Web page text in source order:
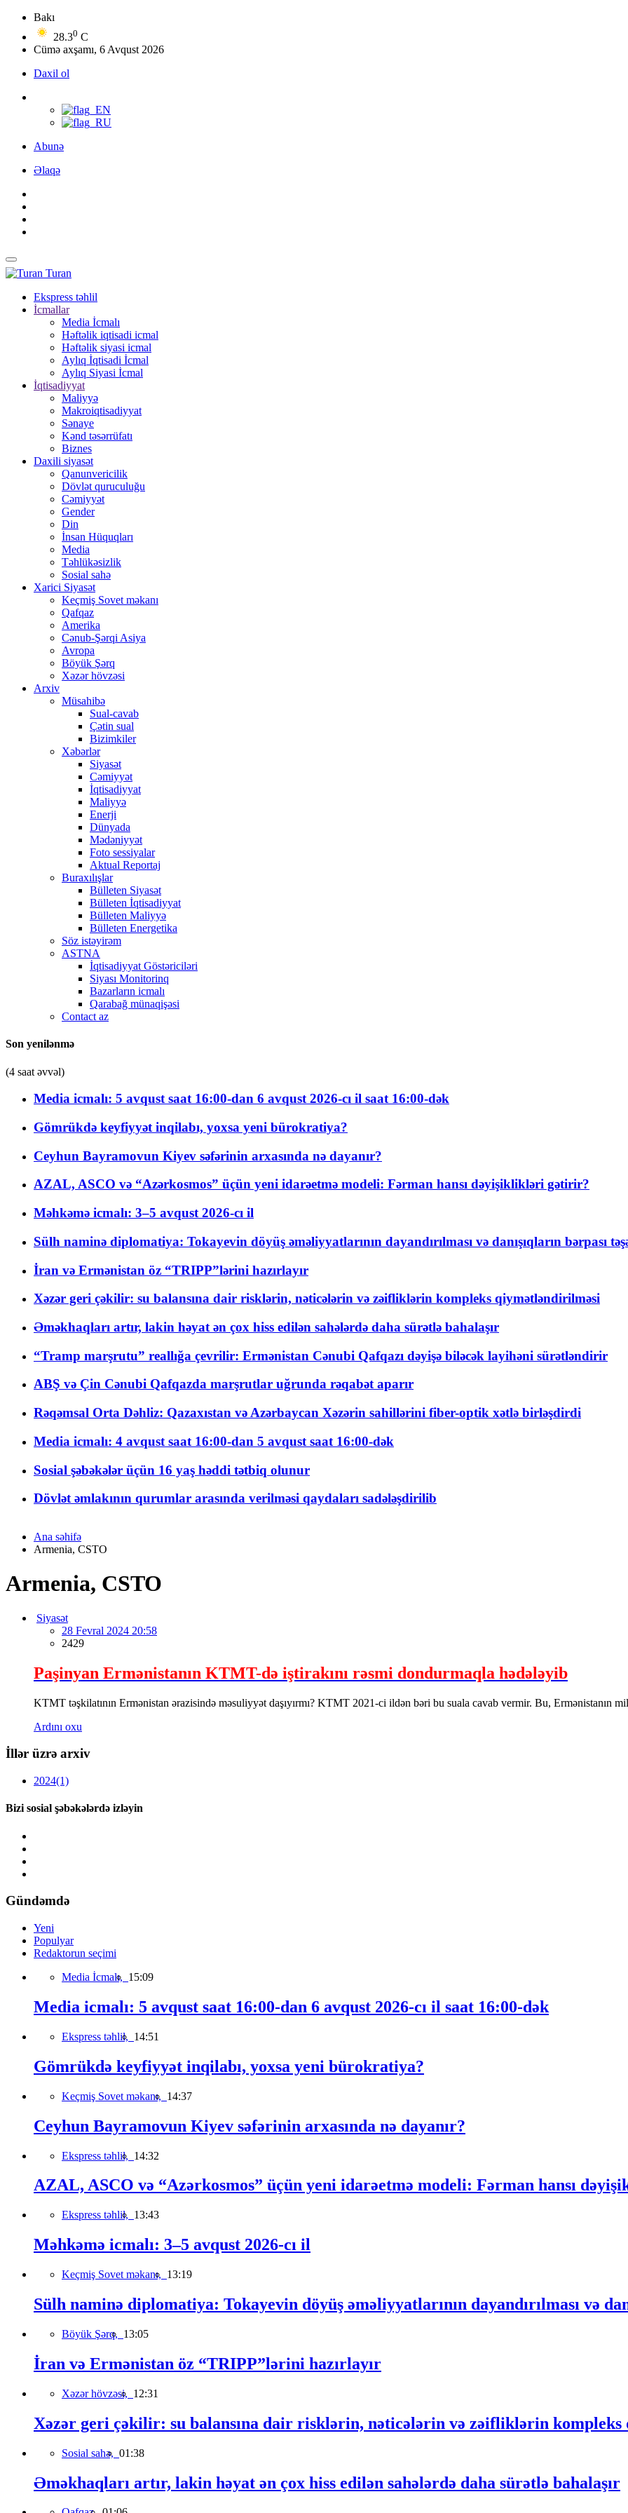
Bakı
28.30 C
Cümə axşamı, 6 Avqust 2026
Daxil ol
Abunə
Əlaqə
Turan
Ekspress təhlil
İcmallar
Media İcmalı
Həftəlik iqtisadi icmal
Həftəlik siyasi icmal
Aylıq İqtisadi İcmal
Aylıq Siyasi İcmal
İqtisadiyyat
Maliyyə
Makroiqtisadiyyat
Sənaye
Kənd təsərrüfatı
Biznes
Daxili siyasət
Qanunvericilik
Dövlət quruculuğu
Cəmiyyət
Gender
Din
İnsan Hüquqları
Media
Təhlükəsizlik
Sosial sahə
Xarici Siyasət
Keçmiş Sovet məkanı
Qafqaz
Amerika
Cənub-Şərqi Asiya
Avropa
Böyük Şərq
Xəzər hövzəsi
Arxiv
Müsahibə
Sual-cavab
Çətin sual
Bizimkiler
Xəbərlər
Siyasət
Cəmiyyət
İqtisadiyyat
Maliyyə
Enerji
Dünyada
Mədəniyyət
Foto sessiyalar
Aktual Reportaj
Buraxılışlar
Bülleten Siyasət
Bülleten İqtisadiyyat
Bülleten Maliyyə
Bülleten Energetika
Söz istəyirəm
ASTNA
İqtisadiyyat Göstəriciləri
Siyası Monitorinq
Bazarların icmalı
Qarabağ münaqişəsi
Contact az
Son yenilənmə
(4 saat əvvəl)
Media icmalı: 5 avqust saat 16:00-dan 6 avqust 2026-cı il saat 16:00-dək
Gömrükdə keyfiyyət inqilabı, yoxsa yeni bürokratiya?
Ceyhun Bayramovun Kiyev səfərinin arxasında nə dayanır?
AZAL, ASCO və “Azərkosmos” üçün yeni idarəetmə modeli: Fərman hansı dəyişiklikləri gətirir?
Məhkəmə icmalı: 3–5 avqust 2026-cı il
Sülh naminə diplomatiya: Tokayevin döyüş əməliyyatlarının dayandırılması və danışıqların bərpası
İran və Ermənistan öz “TRIPP”lərini hazırlayır
Xəzər geri çəkilir: su balansına dair risklərin, nəticələrin və zəifliklərin kompleks qiymətləndirilməsi
Əməkhaqları artır, lakin həyat ən çox hiss edilən sahələrdə daha sürətlə bahalaşır
“Tramp marşrutu” reallığa çevrilir: Ermənistan Cənubi Qafqazı dəyişə biləcək layihəni sürətləndirir
ABŞ və Çin Cənubi Qafqazda marşrutlar uğrunda rəqabət aparır
Rəqəmsal Orta Dəhliz: Qazaxıstan və Azərbaycan Xəzərin sahillərini fiber-optik xətlə birləşdirdi
Media icmalı: 4 avqust saat 16:00-dan 5 avqust saat 16:00-dək
Sosial şəbəkələr üçün 16 yaş həddi tətbiq olunur
Dövlət əmlakının qurumlar arasında verilməsi qaydaları sadələşdirilib
Ana səhifə
Armenia, CSTO
Armenia, CSTO
Siyasət
28 Fevral 2024 20:58
2429
Paşinyan Ermənistanın KTMT-də iştirakını rəsmi dondurmaqla hədələyib
KTMT təşkilatının Ermənistan ərazisində məsuliyyət daşıyırmı? KTMT 2021-ci ildən bəri bu suala cavab vermir. Bu, Ermənistanın
Ardını oxu
İllər üzrə arxiv
2024(1)
Bizi sosial şəbəkələrdə izləyin
Gündəmdə
Yeni
Populyar
Redaktorun seçimi
Media İcmalı, 15:09
Media icmalı: 5 avqust saat 16:00-dan 6 avqust 2026-cı il saat 16:00-dək
Ekspress təhlil, 14:51
Gömrükdə keyfiyyət inqilabı, yoxsa yeni bürokratiya?
Keçmiş Sovet məkanı, 14:37
Ceyhun Bayramovun Kiyev səfərinin arxasında nə dayanır?
Ekspress təhlil, 14:32
AZAL, ASCO və “Azərkosmos” üçün yeni idarəetmə modeli: Fərman hansı
Ekspress təhlil, 13:43
Məhkəmə icmalı: 3–5 avqust 2026-cı il
Keçmiş Sovet məkanı, 13:19
Sülh naminə diplomatiya: Tokayevin döyüş əməliyyatlarının dayandırılması və
Böyük Şərq, 13:05
İran və Ermənistan öz “TRIPP”lərini hazırlayır
Xəzər hövzəsi, 12:31
Xəzər geri çəkilir: su balansına dair risklərin, nəticələrin və zəifliklərin
Sosial sahə, 01:38
Əməkhaqları artır, lakin həyat ən çox hiss edilən sahələrdə daha sürətlə bahalaşır